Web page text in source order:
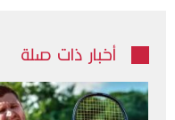
أخبار ذات صلة